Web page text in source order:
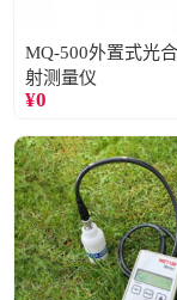
MQ-500外置式光
射测量仪
¥0